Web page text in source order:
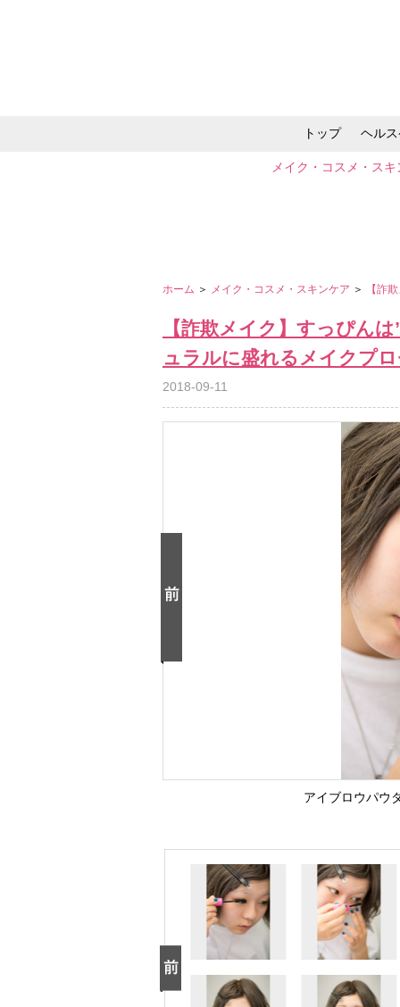
トップ ヘル
メイク・コスメ・ス
ホーム ＞ メイク・コスメ・スキンケア ＞ 【詐
【詐欺メイク】すっぴん
ュラルに盛れるメイクプ
2018-09-11
アイブロウパウ